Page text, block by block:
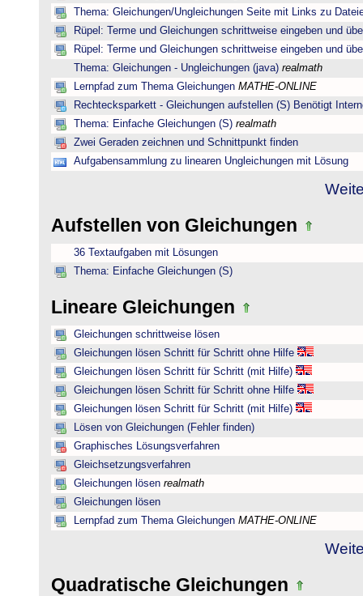
Thema: Gleichungen/Ungleichungen Seite mit Links zu
Rüpel: Terme und Gleichungen schrittweise eingeben und
Rüpel: Terme und Gleichungen schrittweise eingeben und
Thema: Gleichungen - Ungleichungen (java) realmath
Lernpfad zum Thema Gleichungen MATHE-ONLINE
Rechtecksparkett - Gleichungen aufstellen (S) Benötigt
Thema: Einfache Gleichungen (S) realmath
Zwei Geraden zeichnen und Schnittpunkt finden
Aufgabensammlung zu linearen Ungleichungen mit Lösung
Aufstellen von Gleichungen
36 Textaufgaben mit Lösungen
Thema: Einfache Gleichungen (S)
Lineare Gleichungen
Gleichungen schrittweise lösen
Gleichungen lösen Schritt für Schritt ohne Hilfe
Gleichungen lösen Schritt für Schritt (mit Hilfe)
Gleichungen lösen Schritt für Schritt ohne Hilfe
Gleichungen lösen Schritt für Schritt (mit Hilfe)
Lösen von Gleichungen (Fehler finden)
Graphisches Lösungsverfahren
Gleichsetzungsverfahren
Gleichungen lösen realmath
Gleichungen lösen
Lernpfad zum Thema Gleichungen MATHE-ONLINE
Quadratische Gleichungen